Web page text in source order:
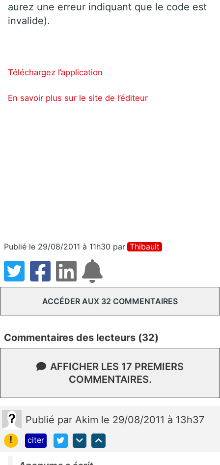
aurez une erreur indiquant que le code est
invalide).
Téléchargez l’application
En savoir plus sur le site de l’éditeur
Publié le 29/08/2011 à 11h30 par Thibault
ACCÉDER AUX 32 COMMENTAIRES
Commentaires des lecteurs (32)
AFFICHER LES 17 PREMIERS
COMMENTAIRES.
Publié par Akim le 29/08/2011 à 13h37
!
citer